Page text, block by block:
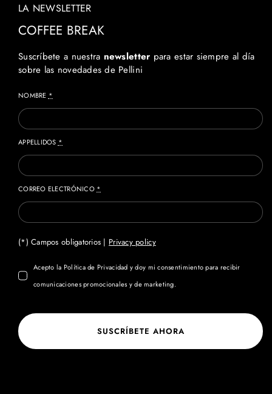
LA NEWSLETTER
COFFEE BREAK
Suscríbete a nuestra newsletter para estar siempre al día
sobre las novedades de Pellini
NOMBRE *
APPELLIDOS *
CORREO ELECTRÓNICO *
(*) Campos obligatorios | Privacy policy
Acepto la Política de Privacidad y doy mi consentimiento para recibir
comunicaciones promocionales y de marketing.
SUSCRÍBETE AHORA